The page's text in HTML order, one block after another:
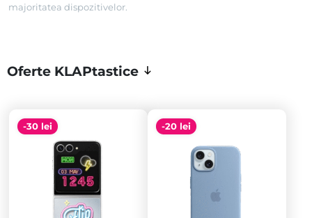
majoritatea dispozitivelor.
Oferte KLAPtastice
-30 lei -20 lei